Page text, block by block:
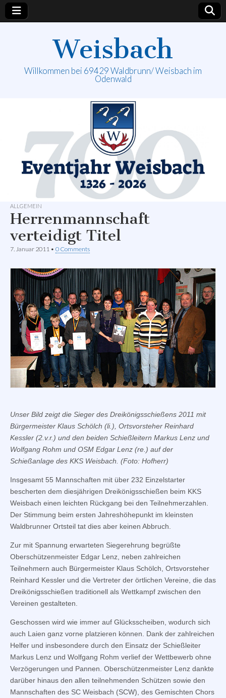
Weisbach
Willkommen bei 69429 Waldbrunn/ Weisbach im
Odenwald
ALLGEMEIN
Herrenmannschaft
verteidigt Titel
7. Januar 2011 • 0 Comments
Unser Bild zeigt die Sieger des Dreikönigsschießens 2011 mit
Bürgermeister Klaus Schölch (li.), Ortsvorsteher Reinhard
Kessler (2.v.r.) und den beiden Schießleitern Markus Lenz und
Wolfgang Rohm und OSM Edgar Lenz (re.) auf der
Schießanlage des KKS Weisbach. (Foto: Hofherr)
Insgesamt 55 Mannschaften mit über 232 Einzelstarter
bescherten dem diesjährigen Dreikönigsschießen beim KKS
Weisbach einen leichten Rückgang bei den Teilnehmerzahlen.
Der Stimmung beim ersten Jahreshöhepunkt im kleinsten
Waldbrunner Ortsteil tat dies aber keinen Abbruch.
Zur mit Spannung erwarteten Siegerehrung begrüßte
Oberschützenmeister Edgar Lenz, neben zahlreichen
Teilnehmern auch Bürgermeister Klaus Schölch, Ortsvorsteher
Reinhard Kessler und die Vertreter der örtlichen Vereine, die das
Dreikönigsschießen traditionell als Wettkampf zwischen den
Vereinen gestalteten.
Geschossen wird wie immer auf Glücksscheiben, wodurch sich
auch Laien ganz vorne platzieren können. Dank der zahlreichen
Helfer und insbesondere durch den Einsatz der Schießleiter
Markus Lenz und Wolfgang Rohm verlief der Wettbewerb ohne
Verzögerungen und Pannen. Oberschützenmeister Lenz dankte
darüber hinaus den allen teilnehmenden Schützen sowie den
Mannschaften des SC Weisbach (SCW), des Gemischten Chors